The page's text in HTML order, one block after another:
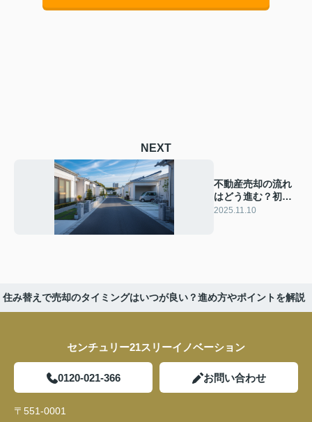
NEXT
不動産売却の流れ
はどう進む？初め
てでも安心できる
2025.11.10
住み替えで売却のタイミングはいつが良い？進め方やポイントを解説
センチュリー21スリーイノベーション
0120-021-366 お問い合わせ
〒551-0001